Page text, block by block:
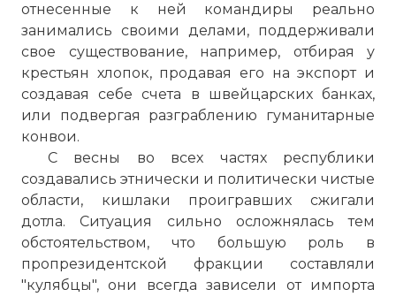
отнесенные к ней командиры реально
занимались своими делами, поддерживали
свое существование, например, отбирая у
крестьян хлопок, продавая его на экспорт и
создавая себе счета в швейцарских банках,
или подвергая разграблению гуманитарные
конвои.
С весны во всех частях республики
создавались этнически и политически чистые
области, кишлаки проигравших сжигали
дотла. Ситуация сильно осложнялась тем
обстоятельством, что большую роль в
пропрезидентской фракции составляли
"кулябцы", они всегда зависели от импорта